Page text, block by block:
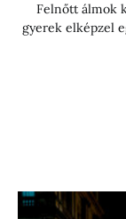
Felnőtt álmok
gyerek elképzel